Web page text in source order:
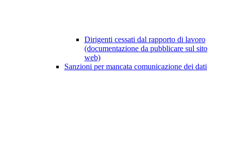
Dirigenti cessati dal rapporto di lavoro
(documentazione da pubblicare sul sito
web)
Sanzioni per mancata comunicazione dei dati